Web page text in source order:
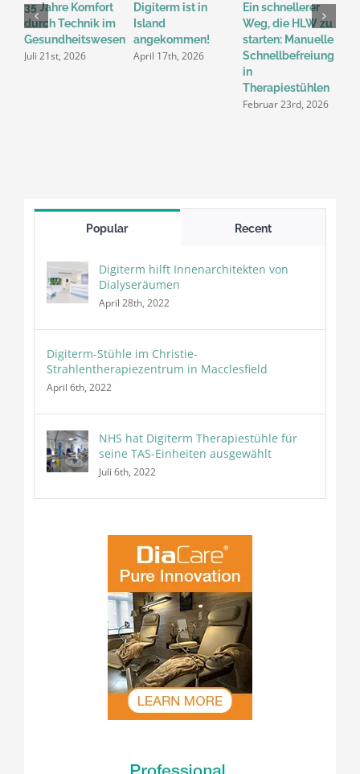
35 Jahre Komfort
durch Technik im
Gesundheitswesen
Juli 21st, 2026
Digiterm ist in
Island
angekommen!
April 17th, 2026
Ein schnellerer
Weg, die HLW zu
starten: Manuelle
Schnellbefreiung
in
Therapiestühlen
Februar 23rd, 2026
Popular Recent
Digiterm hilft Innenarchitekten von
Dialyseräumen
April 28th, 2022
Digiterm-Stühle im Christie-
Strahlentherapiezentrum in Macclesfield
April 6th, 2022
NHS hat Digiterm Therapiestühle für
seine TAS-Einheiten ausgewählt
Juli 6th, 2022